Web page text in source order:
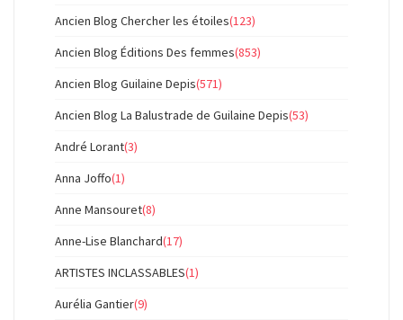
Ancien Blog Chercher les étoiles(123)
Ancien Blog Éditions Des femmes(853)
Ancien Blog Guilaine Depis(571)
Ancien Blog La Balustrade de Guilaine Depis(53)
André Lorant(3)
Anna Joffo(1)
Anne Mansouret(8)
Anne-Lise Blanchard(17)
ARTISTES INCLASSABLES(1)
Aurélia Gantier(9)